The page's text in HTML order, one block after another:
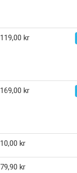
119,00 kr
169,00 kr
10,00 kr
79,90 kr